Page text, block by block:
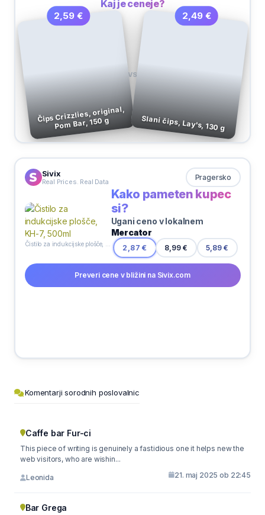
Kaj je ceneje?
2,59 €
Čips Crizzlies, original,
Pom Bar, 150 g
VS
2,49 €
Slani čips, Lay's, 130 g
Sivix
Real Prices. Real Data Pragersko
Kako pameten kupec
si?
Ugani ceno v lokalnem
Mercator
2,87 € 8,99 € 5,89 €
Preveri cene v bližini na Sivix.com
Komentarji sorodnih poslovalnic
Caffe bar Fur-ci
This piece of writing is genuinely a fastidious one it helps new the
web visitors, who are wishin...
Leonida 21. maj 2025 ob 22:45
Bar Grega